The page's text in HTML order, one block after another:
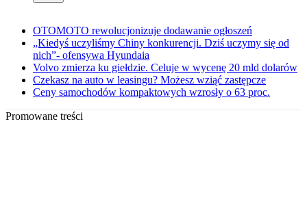
OTOMOTO rewolucjonizuje dodawanie ogłoszeń
„Kiedyś uczyliśmy Chiny konkurencji. Dziś uczymy się od
nich”- ofensywa Hyundaia
Volvo zmierza ku giełdzie. Celuje w wycenę 20 mld dolarów
Czekasz na auto w leasingu? Możesz wziąć zastępcze
Ceny samochodów kompaktowych wzrosły o 63 proc.
Promowane treści